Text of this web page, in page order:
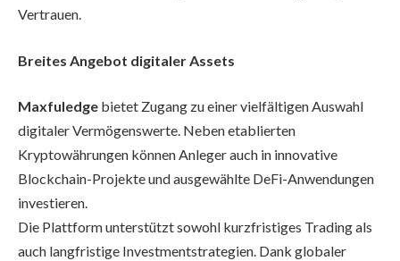
Vertrauen.
Breites Angebot digitaler Assets
Maxfuledge bietet Zugang zu einer vielfältigen Auswahl
digitaler Vermögenswerte. Neben etablierten
Kryptowährungen können Anleger auch in innovative
Blockchain-Projekte und ausgewählte DeFi-Anwendungen
investieren.
Die Plattform unterstützt sowohl kurzfristiges Trading als
auch langfristige Investmentstrategien. Dank globaler